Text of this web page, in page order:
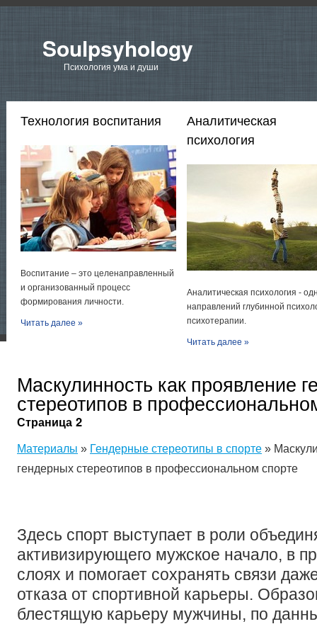
Soulpsyhology
Психология ума и души
Технология воспитания
Воспитание – это целенаправленный
и организованный процесс
формирования личности.
Читать далее »
Аналитическая
психология
Аналитическая психология -
направлений глубинной
психотерапии.
Читать далее »
Маскулинность как проявление
стереотипов в
Страница 2
Материалы » Гендерные стереотипы в спорте »
гендерных стереотипов в профессиональном спорте
Здесь спорт выступает в роли
активизирующего мужское начало, в
слоях и помогает сохранять связи
отказа от спортивной карьеры.
блестящую карьеру мужчины, по